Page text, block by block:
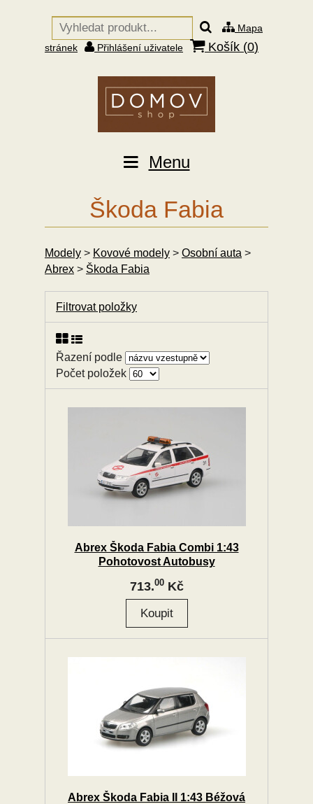
Mapa
stránek
Přihlášení uživatele Košík (0)
Menu
Škoda Fabia
Modely > Kovové modely > Osobní auta >
Abrex > Škoda Fabia
Filtrovat položky
Řazení podle
Počet položek
Abrex Škoda Fabia Combi 1:43
Pohotovost Autobusy
713.00Kč
Abrex Škoda Fabia II 1:43 Béžová